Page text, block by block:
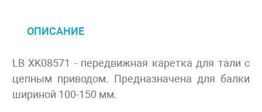
ОПИСАНИЕ
LB XK08571 - передвижная каретка для тали с
цепным приводом. Предназначена для балки
шириной 100-150 мм.